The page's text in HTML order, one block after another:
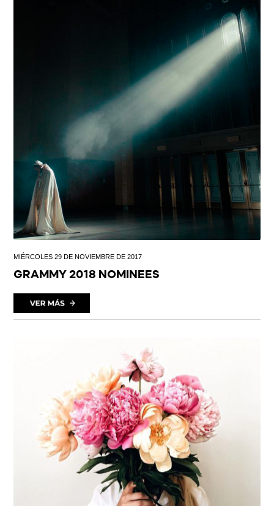
MIÉRCOLES 29 DE NOVIEMBRE DE 2017
GRAMMY 2018 NOMINEES